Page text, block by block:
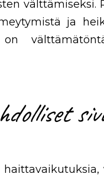
välttämiseksi.
ja